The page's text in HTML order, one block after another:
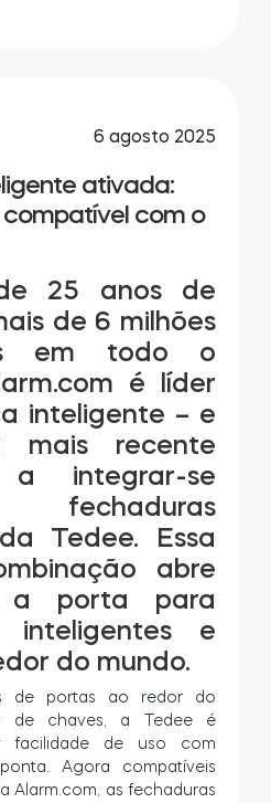
6 agosto 2025
ativada:
com o
25 anos de
de 6 milhões
em todo o
é líder
inteligente – e
recente
a integrar-se
Tedee. Essa
abre
a porta para
inteligentes e
do mundo.
de portas ao redor do
de chaves, a Tedee é
facilidade de uso com
Agora compatíveis
Alarm.com, as fechaduras